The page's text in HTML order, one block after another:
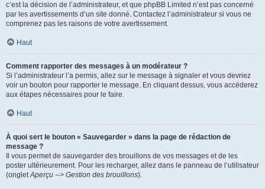
c’est la décision de l’administrateur, et que phpBB Limited n’est pas concerné
par les avertissements d’un site donné. Contactez l’administrateur si vous ne
comprenez pas les raisons de votre avertissement.
Haut
Comment rapporter des messages à un modérateur ?
Si l’administrateur l’a permis, allez sur le message à signaler et vous devriez
voir un bouton pour rapporter le message. En cliquant dessus, vous accéderez
aux étapes nécessaires pour le faire.
Haut
À quoi sert le bouton « Sauvegarder » dans la page de rédaction de
message ?
Il vous permet de sauvegarder des brouillons de vos messages et de les
poster ultérieurement. Pour les recharger, allez dans le panneau de l’utilisateur
(ongletAperçu --> Gestion des brouillons).